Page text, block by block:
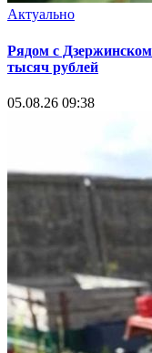
Актуально
Рядом с
тысяч рублей
05.08.26 09:38